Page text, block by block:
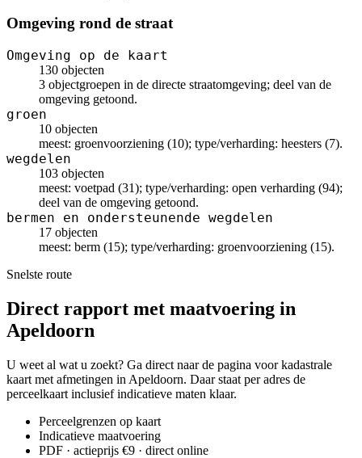
Omgeving rond de straat
Omgeving op de kaart
130 objecten
3 objectgroepen in de directe straatomgeving; deel van de
omgeving getoond.
groen
10 objecten
meest: groenvoorziening (10); type/verharding: heesters (7).
wegdelen
103 objecten
meest: voetpad (31); type/verharding: open verharding (94);
deel van de omgeving getoond.
bermen en ondersteunende wegdelen
17 objecten
meest: berm (15); type/verharding: groenvoorziening (15).
Snelste route
Direct rapport met maatvoering in
Apeldoorn
U weet al wat u zoekt? Ga direct naar de pagina voor kadastrale
kaart met afmetingen in Apeldoorn. Daar staat per adres de
perceelkaart inclusief indicatieve maten klaar.
Perceelgrenzen op kaart
Indicatieve maatvoering
PDF · actieprijs €9 · direct online